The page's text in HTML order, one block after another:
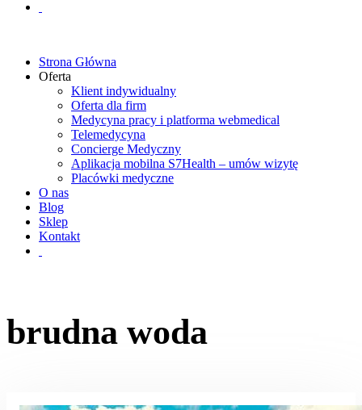
Strona Główna
Oferta
Klient indywidualny
Oferta dla firm
Medycyna pracy i platforma webmedical
Telemedycyna
Concierge Medyczny
Aplikacja mobilna S7Health – umów wizytę
Placówki medyczne
O nas
Blog
Sklep
Kontakt
brudna woda